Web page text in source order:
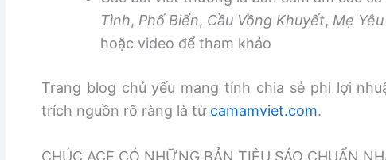
Tình, Phố Biển, Cầu Vồng Khuyết, Mẹ
hoặc video để tham khảo
Trang blog chủ yếu mang tính chia sẻ phi lợi
trích nguồn rõ ràng là từ camamviet.com.
CHÚC ACE CÓ NHỮNG BẢN TIÊU SÁO CHUẨN